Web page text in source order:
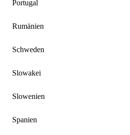
Portugal
Rumänien
Schweden
Slowakei
Slowenien
Spanien